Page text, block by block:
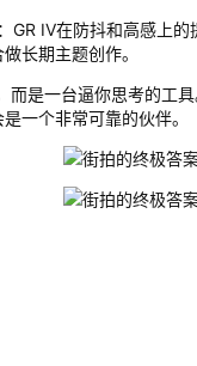
GR IV在防抖和高感上
长期主题创作。
而是一台逼你思考的工
一个非常可靠的伙伴。